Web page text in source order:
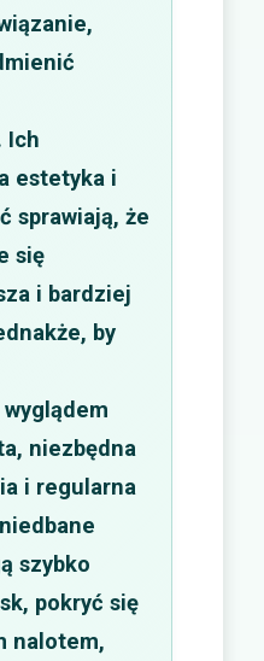
Ich
estetyka i
sprawiają, że
się
i bardziej
by
niezbędna
i regularna
szybko
pokryć się
nalotem,